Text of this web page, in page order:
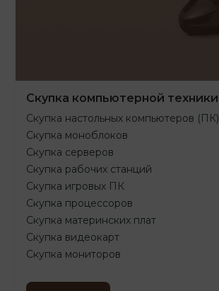
Скупка компьютерной техники
Скупка настольных компьютеров (ПК)
Скупка моноблоков
Скупка серверов
Скупка рабочих станций
Скупка игровых ПК
Скупка процессоров
Скупка материнских плат
Скупка видеокарт
Скупка мониторов